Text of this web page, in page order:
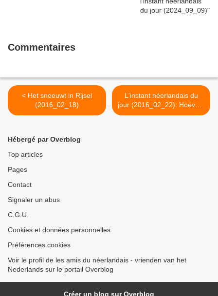
Commentaires
< Het sneeuwt in Rijsel
(2016_02_18)
L'instant néerlandais du
jour (2016_02_22): Hoeveel
kinderen heb je? >
Hébergé par Overblog
Top articles
Pages
Contact
Signaler un abus
C.G.U.
Cookies et données personnelles
Préférences cookies
Voir le profil de les amis du néerlandais - vrienden van het
Nederlands sur le portail Overblog
Créer un blog sur Overblog